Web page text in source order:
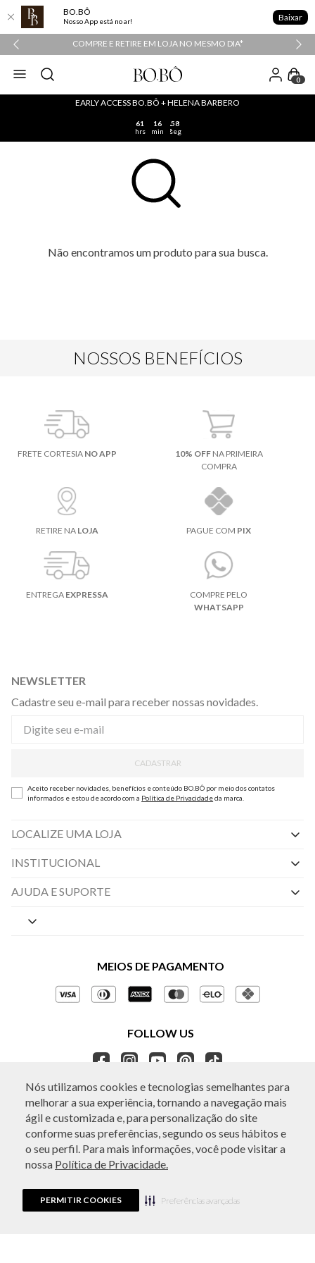
BO.BÔ
Nosso App está no ar! Baixar
Nós utilizamos cookies e tecnologias semelhantes para
melhorar a sua experiência, tornando a navegação mais
ágil e customizada e, para personalização do site
conforme suas preferências, segundo os seus hábitos e
o seu perfil. Para mais informações, você pode visitar a
nossa Política de Privacidade.
PERMITIR COOKIES Preferências avançadas
COMPRE E RETIRE EM LOJA NO MESMO DIA*
0
EARLY ACCESS BO.BÔ + HELENA BARBERO
61
hrs
16
min
58
seg
Não encontramos um produto para sua busca.
NOSSOS BENEFÍCIOS
FRETE CORTESIA NO APP 10% OFFNA PRIMEIRA
COMPRA
RETIRE NA LOJA PAGUE COM PIX
ENTREGA EXPRESSA
COMPRE PELO
WHATSAPP
NEWSLETTER
Cadastre seu e-mail para receber nossas novidades.
CADASTRAR
Aceito receber novidades, benefícios e conteúdo BO.BÔ por meio dos contatos
informados e estou de acordo com a Política de Privacidadeda marca.
LOCALIZE UMA LOJA
INSTITUCIONAL
Nossas Lojas
Políticas de Privacidade
Gestão de Privacidade
Ética e Sustentabilidade
Seja um Revendedor
APP BO.BÔ
AJUDA E SUPORTE
Central de Preferências
Perguntas frequentes
Regulamentos e Promoções
MEIOS DE PAGAMENTO
FOLLOW US
© Copyright 2026 - Todos os direitos reservados. A BO.BÔ reserva-se no
disponibilidade de estoque a qualquer momento.
Em caso de dúvidas:0800 440 2222.
Horário de Atendimento:das 8h às 20h de segunda a sábado, exceto